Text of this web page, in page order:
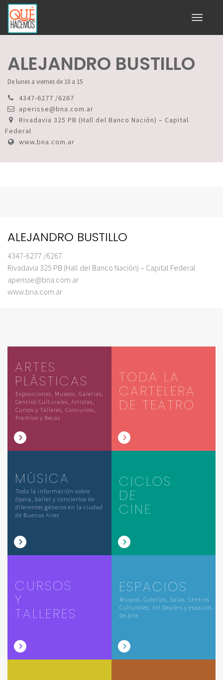
Toggle
ALEJANDRO BUSTILLO
De lunes a viernes de 10 a 15
4347-6277 /6267
aperisse@bna.com.ar
Rivadavia 325 PB (Hall del Banco Nación) – Capital
Federal
www.bna.com.ar
ALEJANDRO BUSTILLO
4347-6277 /6267
Rivadavia 325 PB (Hall del Banco Nación) – Capital Federal
aperisse@bna.com.ar
www.bna.com.ar
ARTES
PLÁSTICAS
Exposiciones, Museos, Galerías,
Centros Culturales, Artistas,
Cursos y Talleres, Concursos,
Premios y Becas
TODA LA
CARTELERA
DE TEATRO
MÚSICA
Toda la información sobre
ópera, ballet y conciertos de
diferentes géneros en la ciudad
de Buenos Aires
CICLOS
DE
CINE
CURSOS
Y
TALLERES
ESPACIOS
Museos, Galerías, Salas, Centros
Culturales, Art Dealers y espacios
de arte